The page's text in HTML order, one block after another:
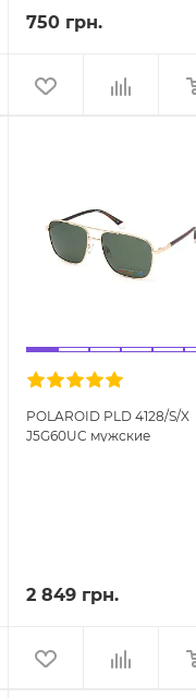
750 грн.
POLAROID PLD 4128/S/X
J5G60UC мужские
2 849 грн.